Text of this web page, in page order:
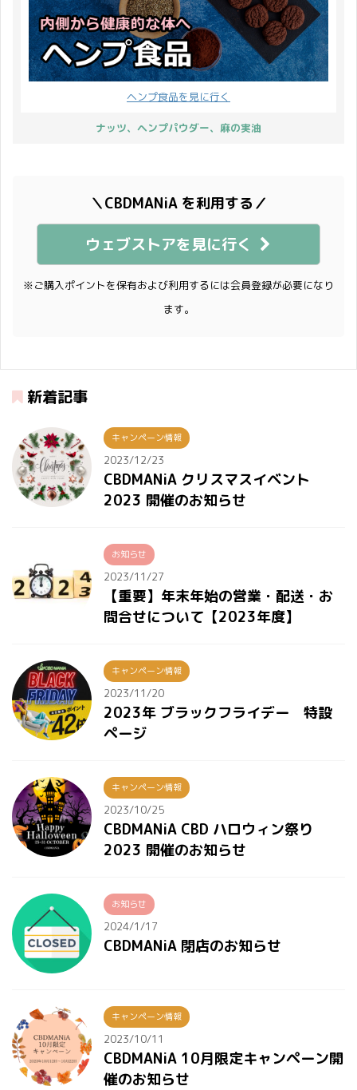
ヘンプ食品を見に行く
ナッツ、ヘンプパウダー、麻の実油
＼CBDMANiA を利用する／
ウェブストアを見に行く
※ご購入ポイントを保有および利用するには会員登録が必要になり
ます。
新着記事
キャンペーン情報
2023/12/23
CBDMANiA クリスマスイベント
2023 開催のお知らせ
お知らせ
2023/11/27
【重要】年末年始の営業・配送・お
問合せについて【2023年度】
キャンペーン情報
2023/11/20
2023年 ブラックフライデー 特設
ページ
キャンペーン情報
2023/10/25
CBDMANiA CBD ハロウィン祭り
2023 開催のお知らせ
お知らせ
2024/1/17
CBDMANiA 閉店のお知らせ
キャンペーン情報
2023/10/11
CBDMANiA 10月限定キャンペーン開
催のお知らせ